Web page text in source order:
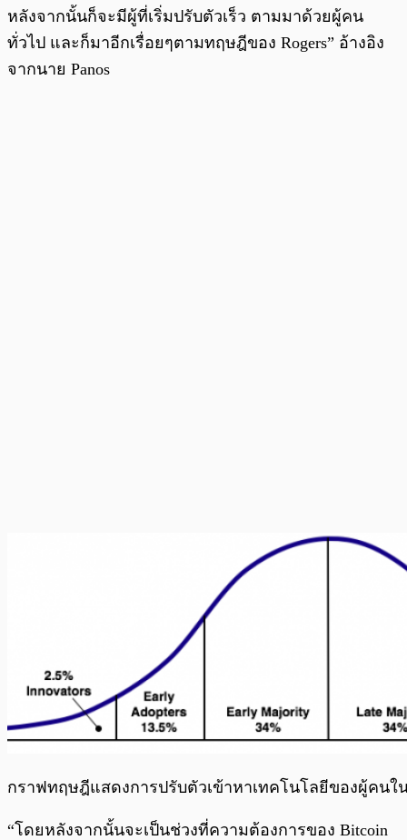
หลังจากนั้นก็จะมีผู้ที่เริ่มปรับตัวเร็ว ตามมาด้วยผู้คน
ทั่วไป และก็มาอีกเรื่อยๆตามทฤษฎีของ Rogers” อ้างอิง
จากนาย Panos
กราฟทฤษฎีแสดงการปรับตัวเข้าหาเทคโนโลยีของผู้คนใน
“โดยหลังจากนั้นจะเป็นช่วงที่ความต้องการของ Bitcoin